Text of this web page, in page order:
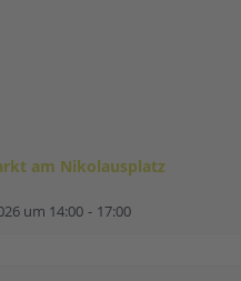
am Nikolausplatz
um 14:00 - 17:00